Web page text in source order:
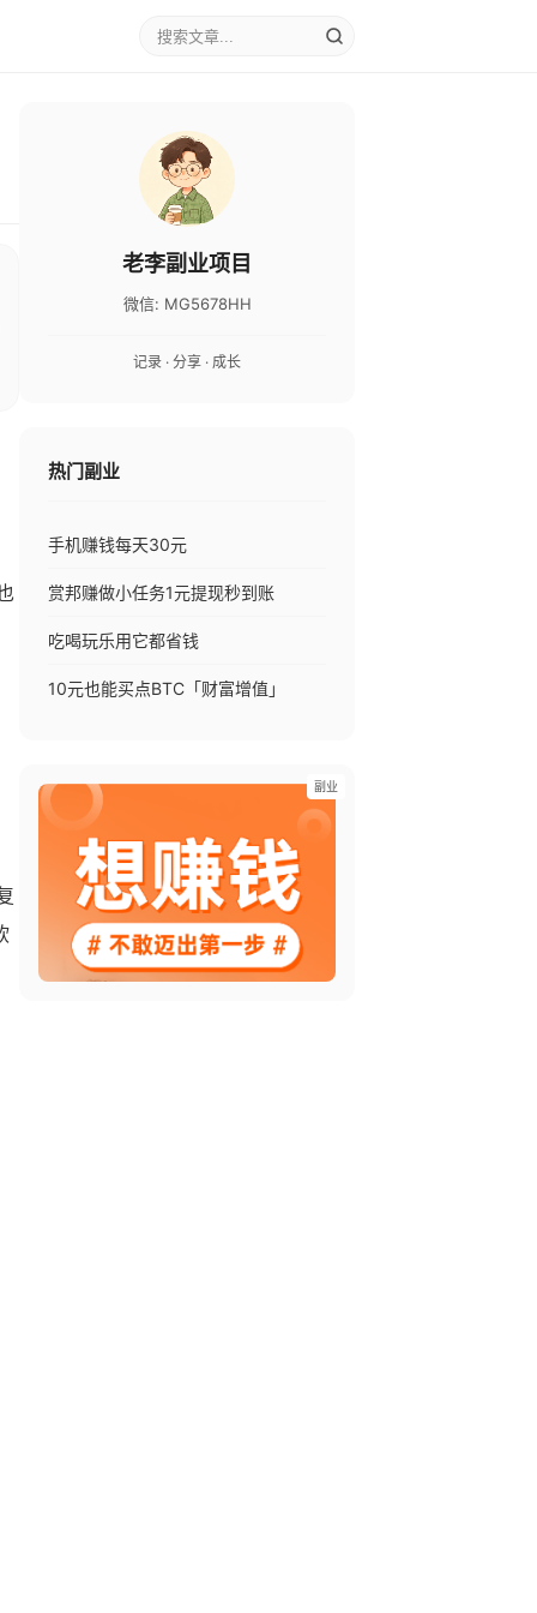
老李副业项目
微信: MG5678HH
记录 · 分享 · 成长
热门副业
手机赚钱每天30元
赏邦赚做小任务1元提现秒到账
吃喝玩乐用它都省钱
10元也能买点BTC「财富增值」
副业